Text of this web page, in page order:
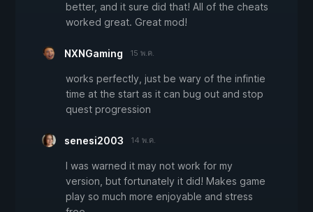
better, and it sure did that! All of the cheats
worked great. Great mod!
NXNGaming 15 พ.ค.
works perfectly, just be wary of the infintie
time at the start as it can bug out and stop
quest progression
senesi2003 14 พ.ค.
I was warned it may not work for my
version, but fortunately it did! Makes game
play so much more enjoyable and stress